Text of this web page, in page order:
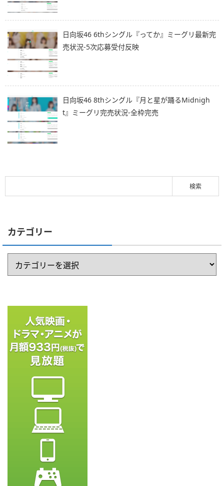
日向坂46 6thシングル『ってか』ミーグリ最新完
売状況-5次応募受付反映
日向坂46 8thシングル『月と星が踊るMidnigh
t』ミーグリ完売状況-全枠完売
カテゴリー